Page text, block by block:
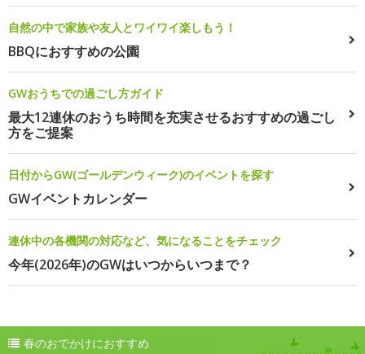
自然の中で家族や友人とワイワイ楽しもう！
BBQにおすすめの公園
GWおうちでの過ごし方ガイド
最大12連休のおうち時間を充実させるおすすめの過ごし
方をご提案
日付からGW(ゴールデンウィーク)のイベントを探す
GWイベントカレンダー
連休中の各機関の対応など、気になることをチェック
今年(2026年)のGWはいつからいつまで？
春のおでかけにおすすめ